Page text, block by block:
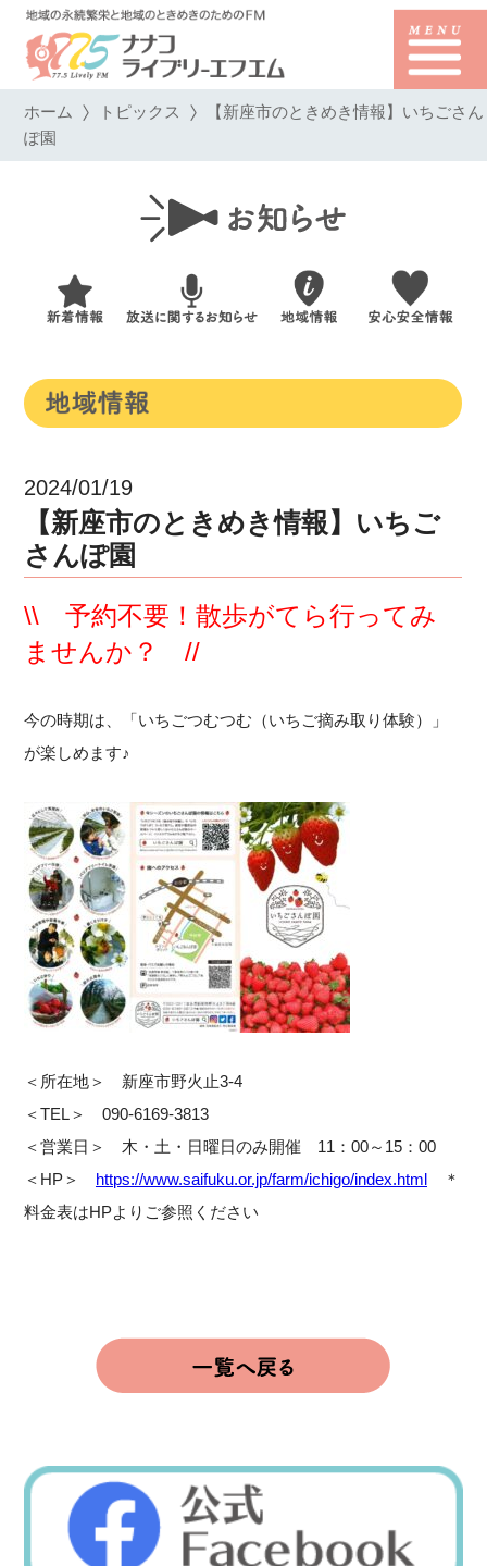
ホーム トピックス 【新座市のときめき情報】いちごさん
ぽ園
2024/01/19
【新座市のときめき情報】いちご
さんぽ園
\\ 予約不要！散歩がてら行ってみ
ませんか？ //
今の時期は、「いちごつむつむ（いちご摘み取り体験）」
が楽しめます♪
＜所在地＞ 新座市野火止3-4
＜TEL＞ 090-6169-3813
＜営業日＞ 木・土・日曜日のみ開催 11：00～15：00
＜HP＞ https://www.saifuku.or.jp/farm/ichigo/index.html ＊
料金表はHPよりご参照ください